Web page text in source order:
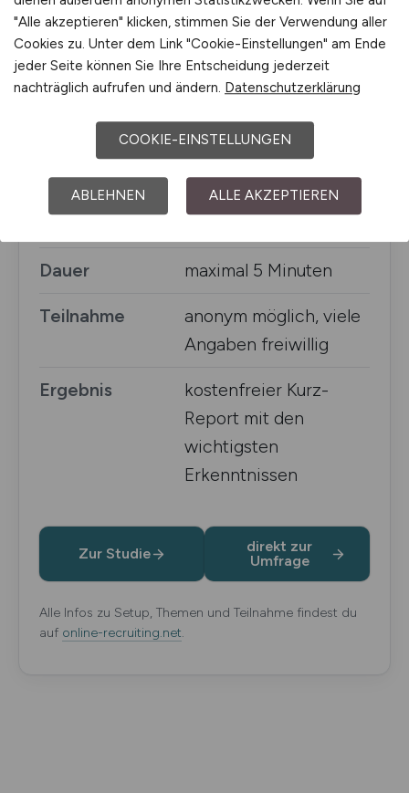
Studie
Recruiting Realities
Deutschland 2026
Herausgeberin
Online-Recruiting.net /
Eva Zils
Recruiter:innen, HR-
Dauer maximal 5 Minuten
Teilnahme
anonym möglich, viele
Angaben freiwillig
Ergebnis
kostenfreier Kurz-
Report mit den
wichtigsten
Erkenntnissen
Zur Studie
direkt zur
Umfrage
Alle Infos zu Setup, Themen und Teilnahme findest du
auf online-recruiting.net.
"Alle akzeptieren" klicken, stimmen Sie der Verwendung aller
Cookies zu. Unter dem Link "Cookie-Einstellungen" am Ende
jeder Seite können Sie Ihre Entscheidung jederzeit
nachträglich aufrufen und ändern. Datenschutzerklärung
COOKIE-EINSTELLUNGEN
ABLEHNEN ALLE AKZEPTIEREN